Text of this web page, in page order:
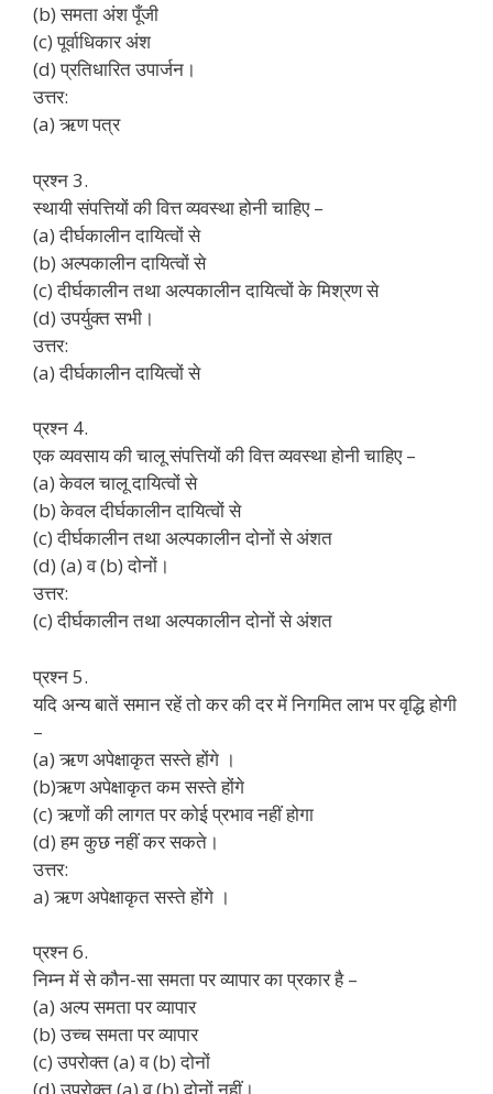
(b) समता अंश पूँजी
(c) पूर्वाधिकार अंश
(d) प्रतिधारित उपार्जन।
उत्तर:
(a) ऋण पत्र
प्रश्न 3.
स्थायी संपत्तियों की वित्त व्यवस्था होनी चाहिए –
(a) दीर्घकालीन दायित्वों से
(b) अल्पकालीन दायित्वों से
(c) दीर्घकालीन तथा अल्पकालीन दायित्वों के मिश्रण से
(d) उपर्युक्त सभी।
उत्तर:
(a) दीर्घकालीन दायित्वों से
प्रश्न 4.
एक व्यवसाय की चालू संपत्तियों की वित्त व्यवस्था होनी चाहिए –
(a) केवल चालू दायित्वों से
(b) केवल दीर्घकालीन दायित्वों से
(c) दीर्घकालीन तथा अल्पकालीन दोनों से अंशत
(d) (a) व (b) दोनों।
उत्तर:
(c) दीर्घकालीन तथा अल्पकालीन दोनों से अंशत
प्रश्न 5.
यदि अन्य बातें समान रहें तो कर की दर में निगमित लाभ पर वृद्धि होगी
–
(a) ऋण अपेक्षाकृत सस्ते होंगे ।
(b)ऋण अपेक्षाकृत कम सस्ते होंगे
(c) ऋणों की लागत पर कोई प्रभाव नहीं होगा
(d) हम कुछ नहीं कर सकते।
उत्तर:
a) ऋण अपेक्षाकृत सस्ते होंगे ।
प्रश्न 6.
निम्न में से कौन-सा समता पर व्यापार का प्रकार है –
(a) अल्प समता पर व्यापार
(b) उच्च समता पर व्यापार
(c) उपरोक्त (a) व (b) दोनों